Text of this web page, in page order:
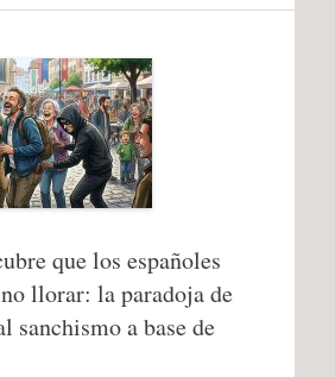
que los españoles
llorar: la paradoja de
sanchismo a base de